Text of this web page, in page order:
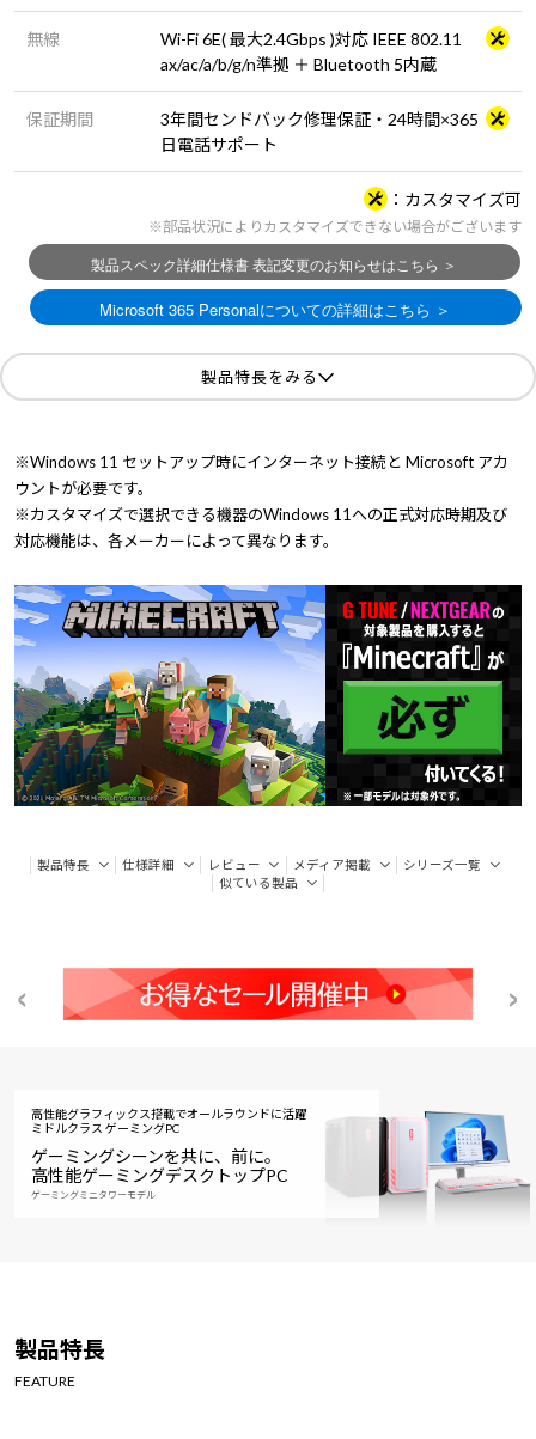
無線
Wi-Fi 6E( 最大2.4Gbps )対応 IEEE 802.11
ax/ac/a/b/g/n準拠 ＋ Bluetooth 5内蔵
保証期間
3年間センドバック修理保証・24時間×365
日電話サポート
カスタマイズ可
※部品状況によりカスタマイズできない場合がございます
製品特長をみる
※Windows 11 セットアップ時にインターネット接続と Microsoft アカ
ウントが必要です。
※カスタマイズで選択できる機器のWindows 11への正式対応時期及び
対応機能は、各メーカーによって異なります。
製品特長 仕様詳細 レビュー メディア掲載
シリーズ一覧
似ている製品
高性能グラフィックス搭載でオールラウンドに活躍
ミドルクラス ゲーミングPC
ゲーミングシーンを共に、前に。
高性能ゲーミングデスクトップPC
ゲーミングミニタワーモデル
製品特長
FEATURE